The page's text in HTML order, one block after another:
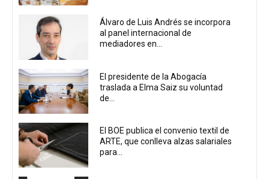
Álvaro de Luis Andrés se incorpora
al panel internacional de
mediadores en...
El presidente de la Abogacía
traslada a Elma Saiz su voluntad
de...
El BOE publica el convenio textil de
ARTE, que conlleva alzas salariales
para...